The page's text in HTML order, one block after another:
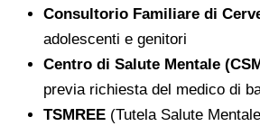
Consultorio Familiare di
adolescenti e genitori
Centro di Salute Mentale
previa richiesta del medico di
TSMREE (Tutela Salute